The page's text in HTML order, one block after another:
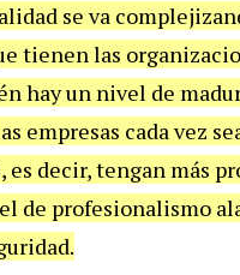
se va
tienen las
hay un nivel de
empresas cada vez
es decir, tengan más
de profesionalismo